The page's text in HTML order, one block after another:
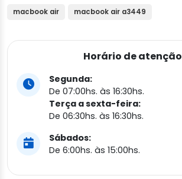
macbook air macbook air a3449
Horário de atenção
Segunda:
De 07:00hs. às 16:30hs.
Terça a sexta-feira:
De 06:30hs. às 16:30hs.
Sábados:
De 6:00hs. às 15:00hs.